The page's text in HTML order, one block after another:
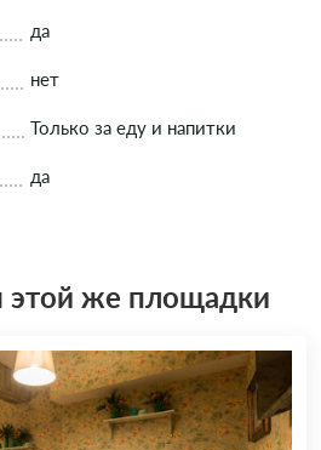
да
нет
Только за еду и напитки
да
этой же площадки